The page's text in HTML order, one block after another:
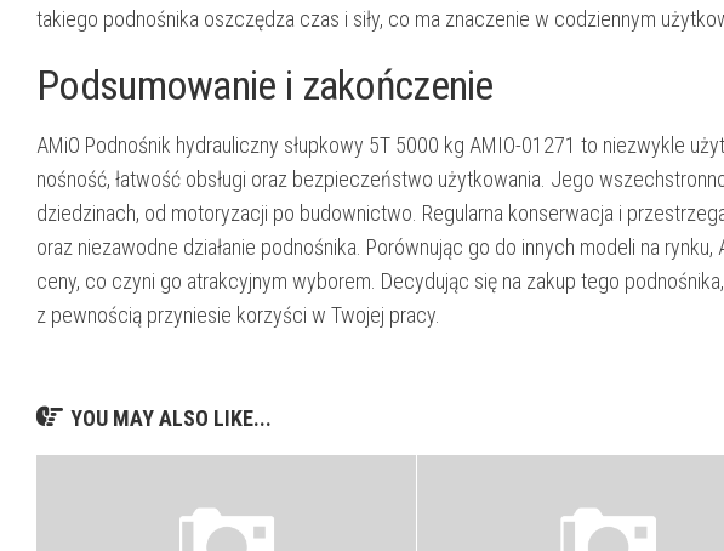
takiego podnośnika oszczędza czas i siły, co ma znaczenie w codziennym
Podsumowanie i zakończenie
AMiO Podnośnik hydrauliczny słupkowy 5T 5000 kg AMIO-01271 to niezwykle
nośność, łatwość obsługi oraz bezpieczeństwo użytkowania. Jego
dziedzinach, od motoryzacji po budownictwo. Regularna konserwacja i
oraz niezawodne działanie podnośnika. Porównując go do innych modeli na
ceny, co czyni go atrakcyjnym wyborem. Decydując się na zakup tego
z pewnością przyniesie korzyści w Twojej pracy.
YOU MAY ALSO LIKE...